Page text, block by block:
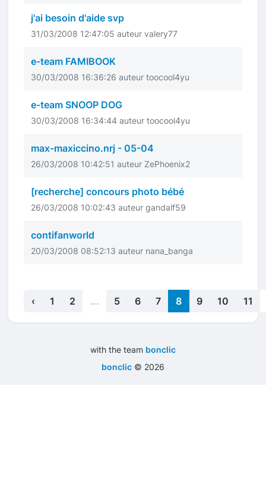
j'ai besoin d'aide svp
31/03/2008 12:47:05 auteur valery77
e-team FAMIBOOK
30/03/2008 16:36:26 auteur toocool4yu
e-team SNOOP DOG
30/03/2008 16:34:44 auteur toocool4yu
max-maxiccino.nrj - 05-04
26/03/2008 10:42:51 auteur ZePhoenix2
[recherche] concours photo bébé
26/03/2008 10:02:43 auteur gandalf59
contifanworld
20/03/2008 08:52:13 auteur nana_banga
‹ 1 2 ... 5 6 7 8 9 10 11
with the team bonclic
bonclic © 2026